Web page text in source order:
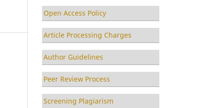
Open Access Policy
Article Processing Charges
Author Guidelines
Peer Review Process
Screening Plagiarism